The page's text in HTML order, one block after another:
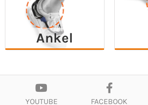
Ankel
YOUTUBE FACEBOOK